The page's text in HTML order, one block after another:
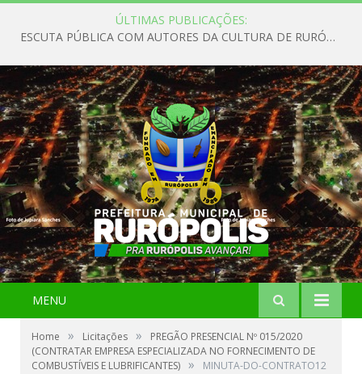
ÚLTIMAS PUBLICAÇÕES:
ESCUTA PÚBLICA COM AUTORES DA CULTURA DE RURÓPOLIS
MENU
Home » Licitações »
PREGÃO PRESENCIAL Nº 015/2020
(CONTRATAR EMPRESA ESPECIALIZADA NO FORNECIMENTO DE
COMBUSTÍVEIS E LUBRIFICANTES) » MINUTA-DO-CONTRATO12